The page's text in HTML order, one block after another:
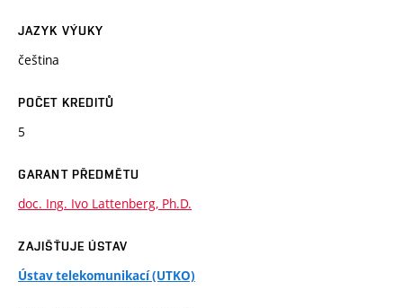
JAZYK VÝUKY
čeština
POČET KREDITŮ
5
GARANT PŘEDMĚTU
doc. Ing. Ivo Lattenberg, Ph.D.
ZAJIŠŤUJE ÚSTAV
Ústav telekomunikací (UTKO)